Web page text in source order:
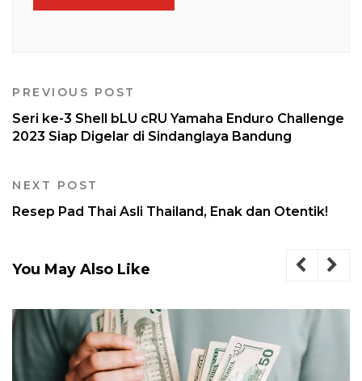
PREVIOUS POST
Seri ke-3 Shell bLU cRU Yamaha Enduro Challenge
2023 Siap Digelar di Sindanglaya Bandung
NEXT POST
Resep Pad Thai Asli Thailand, Enak dan Otentik!
You May Also Like